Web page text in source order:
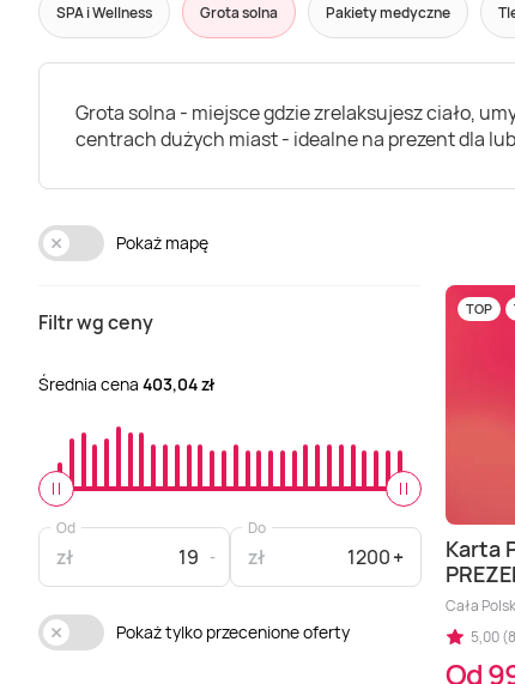
SPA i Wellness Grota solna Pakiety medyczne
Grota solna - miejsce gdzie zrelaksujesz ciało,
centrach dużych miast - idealne na prezent dla
Pokaż mapę
Filtr wg ceny
Średnia cena 403,04 zł
Od
zł
Do
zł
Pokaż tylko przecenione oferty
TOP
Karta
Cała
5,00
Od